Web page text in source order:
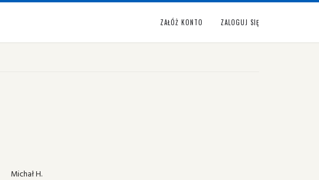
ZAŁÓŻ KONTO ZALOGUJ SIĘ
Michał H.